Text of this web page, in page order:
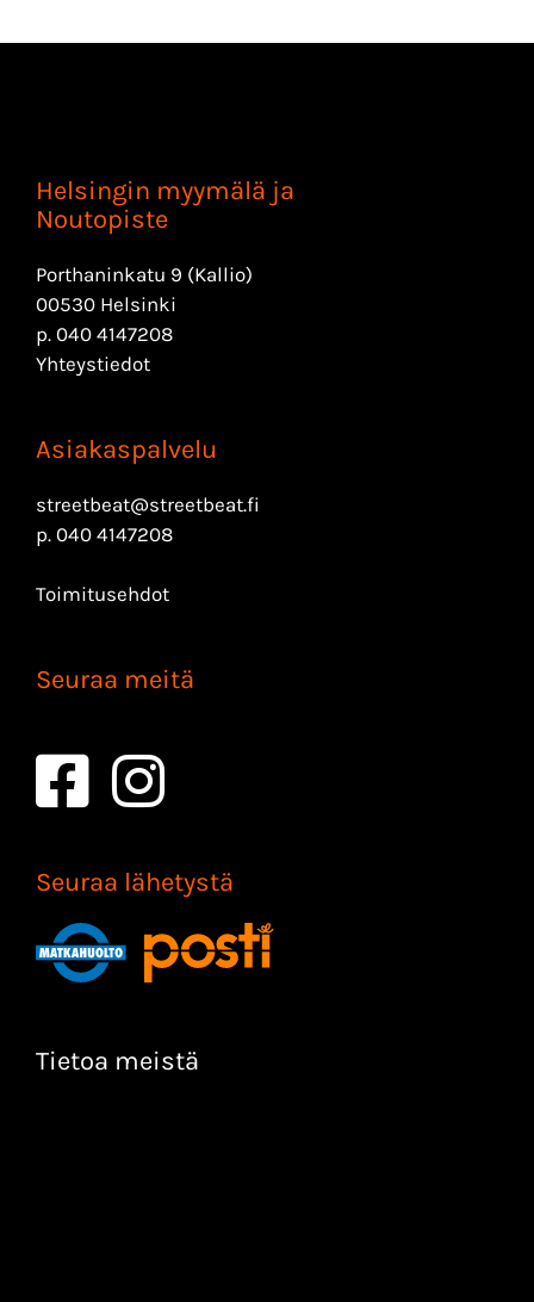
Helsingin myymälä ja
Noutopiste
Porthaninkatu 9 (Kallio)
00530 Helsinki
p. 040 4147208
Yhteystiedot
Asiakaspalvelu
streetbeat@streetbeat.fi
p. 040 4147208
Toimitusehdot
Seuraa meitä
Seuraa lähetystä
Tietoa meistä